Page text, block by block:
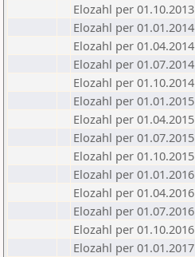
Elozahl per 01.10.2013
Elozahl per 01.01.2014
Elozahl per 01.04.2014
Elozahl per 01.07.2014
Elozahl per 01.10.2014
Elozahl per 01.01.2015
Elozahl per 01.04.2015
Elozahl per 01.07.2015
Elozahl per 01.10.2015
Elozahl per 01.01.2016
Elozahl per 01.04.2016
Elozahl per 01.07.2016
Elozahl per 01.10.2016
Elozahl per 01.01.2017